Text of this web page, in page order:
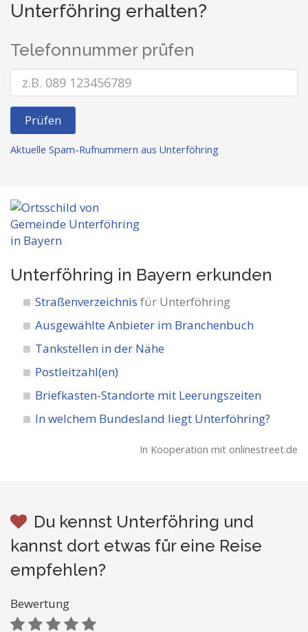
Unterföhring erhalten?
Telefonnummer prüfen
Prüfen
Aktuelle Spam-Rufnummern aus Unterföhring
Unterföhring in Bayern erkunden
Straßenverzeichnis für Unterföhring
Ausgewählte Anbieter im Branchenbuch
Tankstellen in der Nähe
Postleitzahl(en)
Briefkasten-Standorte mit Leerungszeiten
In welchem Bundesland liegt Unterföhring?
In Kooperation mit onlinestreet.de
Du kennst Unterföhring und
kannst dort etwas für eine Reise
empfehlen?
Bewertung